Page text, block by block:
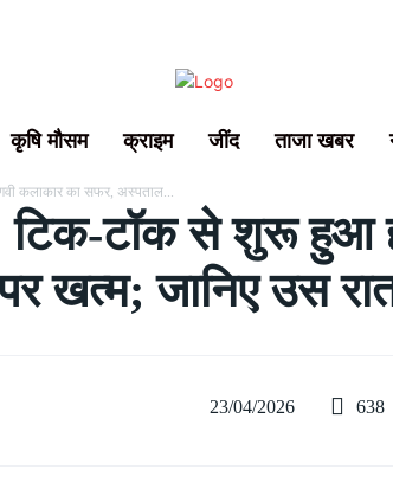
कृषि मौसम क्राइम जींद ताजा खबर
कलाकार का सफर, अस्पताल...
टॉक से शुरू हुआ
खत्म; जानिए उस
23/04/2026 638